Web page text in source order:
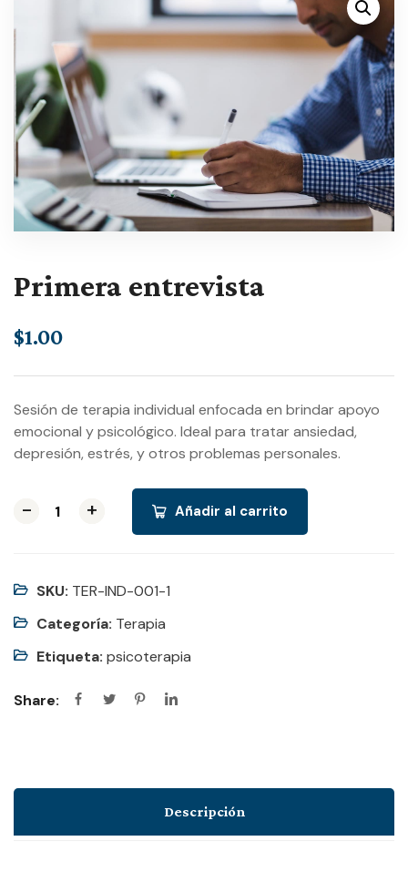
Primera entrevista
$1.00
Sesión de terapia individual enfocada en brindar apoyo
emocional y psicológico. Ideal para tratar ansiedad,
depresión, estrés, y otros problemas personales.
- +
- +
- + Añadir al carrito
SKU: TER-IND-001-1
Categoría: Terapia
Etiqueta: psicoterapia
Share:
Descripción